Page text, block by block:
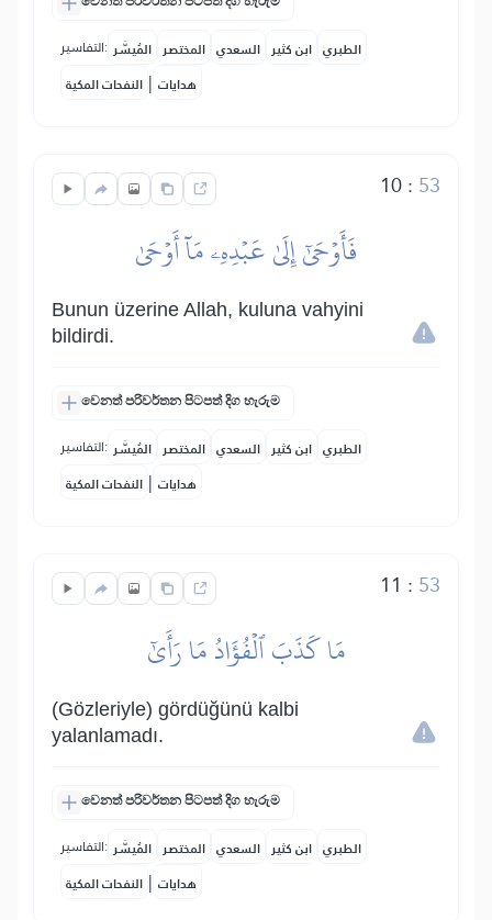
التفاسير: المُيسَّر المختصر السعدي ابن كثير الطبري
النفحات المكية | هدايات
10: 53
فَأَوۡحَىٰٓ إِلَىٰ عَبۡدِهِۦ مَآ أَوۡحَىٰ
Bunun üzerine Allah, kuluna vahyini
bildirdi.
වෙනත් පරිවර්තන පිටපත් දිග හැරුම
التفاسير: المُيسَّر المختصر السعدي ابن كثير الطبري
النفحات المكية | هدايات
11 : 53
مَا كَذَبَ ٱلۡفُؤَادُ مَا رَأَىٰٓ
(Gözleriyle) gördüğünü kalbi
yalanlamadı.
වෙනත් පරිවර්තන පිටපත් දිග හැරුම
التفاسير: المُيسَّر المختصر السعدي ابن كثير الطبري
النفحات المكية | هدايات